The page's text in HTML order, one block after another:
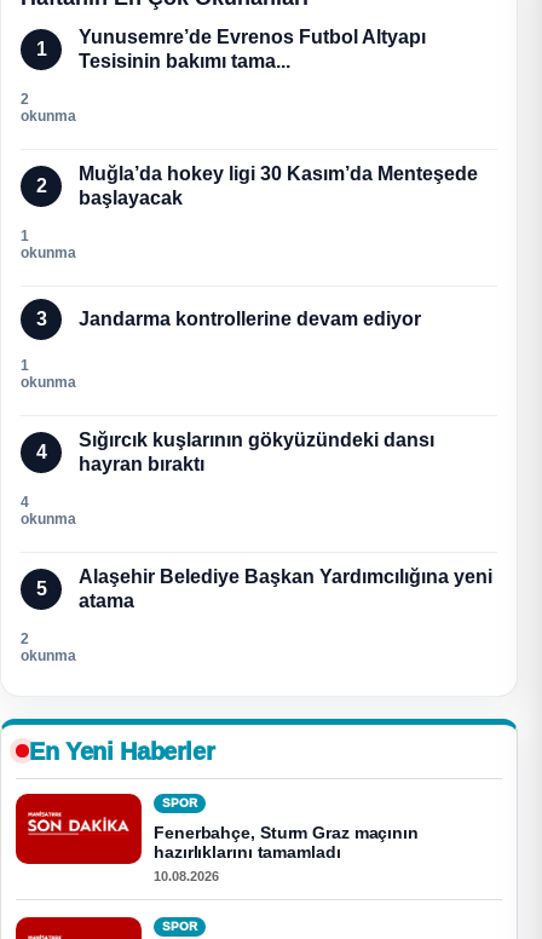
1
Yunusemre’de Evrenos Futbol Altyapı
Tesisinin bakımı tama...
2
okunma
2
Muğla’da hokey ligi 30 Kasım’da Menteşede
başlayacak
1
okunma
3 Jandarma kontrollerine devam ediyor
1
okunma
4
Sığırcık kuşlarının gökyüzündeki dansı
hayran bıraktı
4
okunma
5
Alaşehir Belediye Başkan Yardımcılığına yeni
atama
2
okunma
En Yeni Haberler
SPOR
Fenerbahçe, Sturm Graz maçının
hazırlıklarını tamamladı
10.08.2026
SPOR